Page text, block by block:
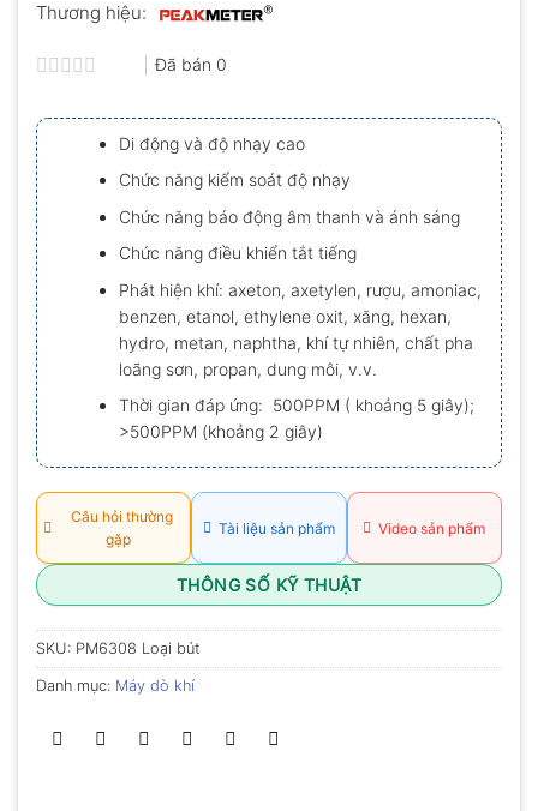
Thương hiệu:
xếp
hạng
0.0
5
sao
Đã bán 0
Di động và độ nhạy cao
Chức năng kiểm soát độ nhạy
Chức năng báo động âm thanh và ánh sáng
Chức năng điều khiển tắt tiếng
Phát hiện khí: axeton, axetylen, rượu, amoniac,
benzen, etanol, ethylene oxit, xăng, hexan,
hydro, metan, naphtha, khí tự nhiên, chất pha
loãng sơn, propan, dung môi, v.v.
Thời gian đáp ứng: 500PPM ( khoảng 5 giây);
>500PPM (khoảng 2 giây)
Câu hỏi thường
gặp
Tài liệu sản phẩm Video sản phẩm
THÔNG SỐ KỸ THUẬT
SKU: PM6308 Loại bút
Danh mục: Máy dò khí